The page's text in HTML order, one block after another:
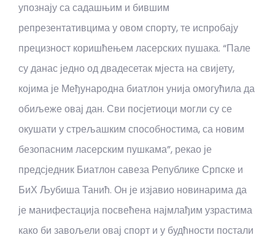
упознају са садашњим и бившим
репрезентативцима у овом спорту, те испробају
прецизност коришћењем ласерских пушака. “Пале
су данас једно од двадесетак мјеста на свијету,
којима је Међународна биатлон унија омогућила да
обиљеже овај дан. Сви посјетиоци могли су се
окушати у стрељашким способностима, са новим
безопасним ласерским пушкама”, рекао је
предсједник Биатлон савеза Републике Српске и
БиХ Љубиша Танић. Он је изјавио новинарима да
је манифестација посвећена најмлађим узрастима
како би завољели овај спорт и у будћности постали